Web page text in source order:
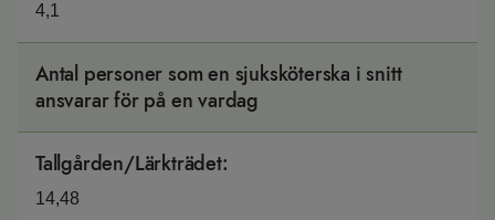
4,1
Antal personer som en sjuksköterska i snitt
ansvarar för på en vardag
Tallgården/Lärkträdet:
14,48